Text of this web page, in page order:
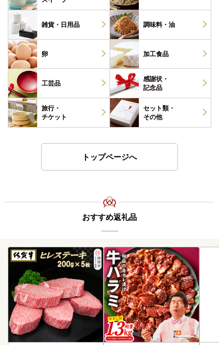
雑貨・ 日用品 調味料・ 油
卵 加工食品
工芸品
感謝状・
記念品
旅行・
チケット
セット類・
その他
トップページへ
おすすめ返礼品